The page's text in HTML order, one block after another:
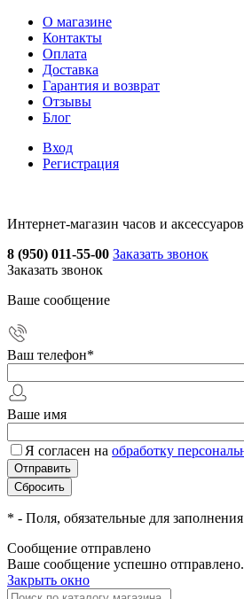
О магазине
Контакты
Оплата
Доставка
Гарантия и возврат
Отзывы
Блог
Вход
Регистрация
Интернет-магазин часов и
8 (950) 011-55-00 Заказать звонок
Заказать звонок
Ваше сообщение
Ваш телефон*
Ваше имя
Я согласен на обработку
* - Поля, обязательные для заполнения
Сообщение отправлено
Ваше сообщение успешно
Закрыть окно